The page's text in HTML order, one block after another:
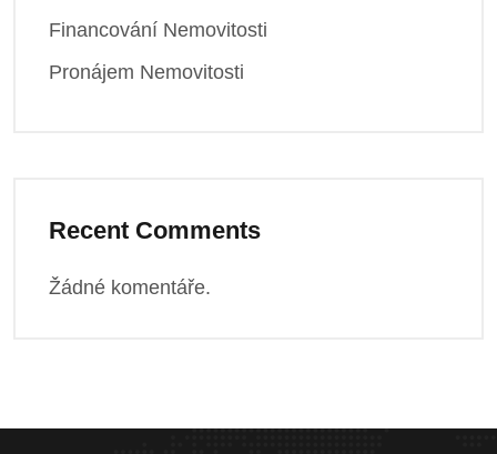
Financování Nemovitosti
Pronájem Nemovitosti
Recent Comments
Žádné komentáře.